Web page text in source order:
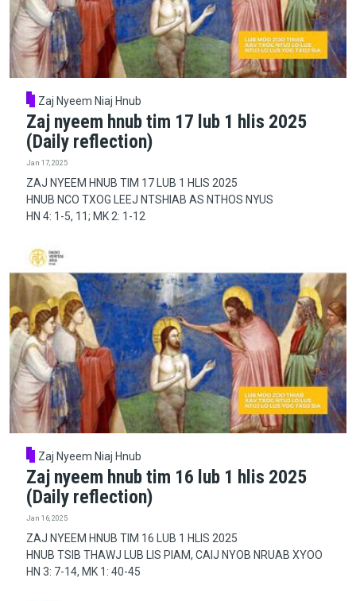
Zaj Nyeem Niaj Hnub
Zaj nyeem hnub tim 17 lub 1 hlis 2025
(Daily reflection)
Jan 17, 2025
ZAJ NYEEM HNUB TIM 17 LUB 1 HLIS 2025
HNUB NCO TXOG LEEJ NTSHIAB AS NTHOS NYUS
HN 4: 1-5, 11; MK 2: 1-12
Zaj Nyeem Niaj Hnub
Zaj nyeem hnub tim 16 lub 1 hlis 2025
(Daily reflection)
Jan 16, 2025
ZAJ NYEEM HNUB TIM 16 LUB 1 HLIS 2025
HNUB TSIB THAWJ LUB LIS PIAM, CAIJ NYOB NRUAB XYOO
HN 3: 7-14, MK 1: 40-45